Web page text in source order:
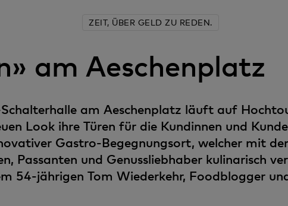
ZEIT, ÜBER GELD ZU REDEN.
am Aeschenplatz
am Aeschenplatz läuft auf
Look ihre Türen für die Kundinnen und
Gastro-Begegnungsort, welcher mit
Passanten und Genussliebhaber kulinarisch
54-jährigen Tom Wiederkehr, Foodblogger